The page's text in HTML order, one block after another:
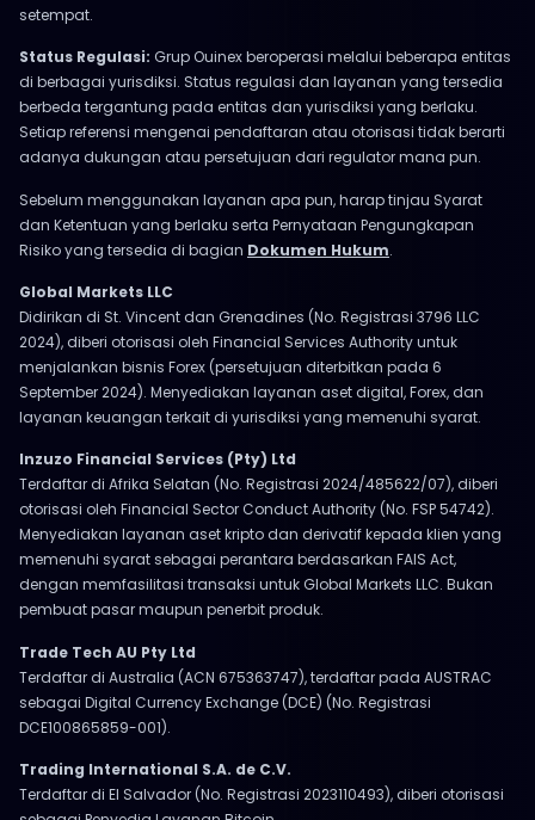
setempat.
Status Regulasi: Grup Ouinex beroperasi melalui beberapa entitas
di berbagai yurisdiksi. Status regulasi dan layanan yang tersedia
berbeda tergantung pada entitas dan yurisdiksi yang berlaku.
Setiap referensi mengenai pendaftaran atau otorisasi tidak berarti
adanya dukungan atau persetujuan dari regulator mana pun.
Sebelum menggunakan layanan apa pun, harap tinjau Syarat
dan Ketentuan yang berlaku serta Pernyataan Pengungkapan
Risiko yang tersedia di bagian Dokumen Hukum.
Global Markets LLC
Didirikan di St. Vincent dan Grenadines (No. Registrasi 3796 LLC
2024), diberi otorisasi oleh Financial Services Authority untuk
menjalankan bisnis Forex (persetujuan diterbitkan pada 6
September 2024). Menyediakan layanan aset digital, Forex, dan
layanan keuangan terkait di yurisdiksi yang memenuhi syarat.
Inzuzo Financial Services (Pty) Ltd
Terdaftar di Afrika Selatan (No. Registrasi 2024/485622/07), diberi
otorisasi oleh Financial Sector Conduct Authority (No. FSP 54742).
Menyediakan layanan aset kripto dan derivatif kepada klien yang
memenuhi syarat sebagai perantara berdasarkan FAIS Act,
dengan memfasilitasi transaksi untuk Global Markets LLC. Bukan
pembuat pasar maupun penerbit produk.
Trade Tech AU Pty Ltd
Terdaftar di Australia (ACN 675363747), terdaftar pada AUSTRAC
sebagai Digital Currency Exchange (DCE) (No. Registrasi
DCE100865859-001).
Trading International S.A. de C.V.
Terdaftar di El Salvador (No. Registrasi 2023110493), diberi otorisasi